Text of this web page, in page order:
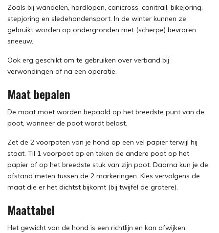
Zoals bij wandelen, hardlopen, canicross, canitrail, bikejoring,
stepjoring en sledehondensport. In de winter kunnen ze
gebruikt worden op ondergronden met (scherpe) bevroren
sneeuw.
Ook erg geschikt om te gebruiken over verband bij
verwondingen of na een operatie.
Maat bepalen
De maat moet worden bepaald op het breedste punt van de
poot, wanneer de poot wordt belast.
Zet de 2 voorpoten van je hond op een vel papier terwijl hij
staat. Til 1 voorpoot op en teken de andere poot op het
papier af op het breedste stuk van zijn poot. Daarna kun je de
afstand meten tussen de 2 markeringen. Kies vervolgens de
maat die er het dichtst bijkomt (bij twijfel de grotere).
Maattabel
Het gewicht van de hond is een richtlijn en kan afwijken.